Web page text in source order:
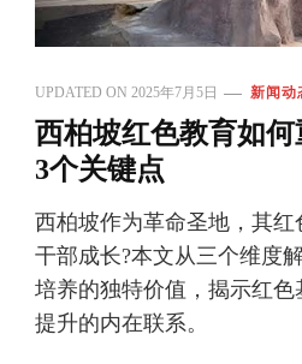
UPDATED ON 2025年7月5日 新闻动
西柏坡红色教育如
3个关键点
西柏坡作为革命圣地，其红
干部成长?本文从三个维度
培养的独特价值，揭示红色
提升的内在联系。